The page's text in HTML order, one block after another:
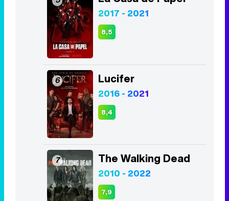
2017 - 2021
8,5
6 Lucifer
2016 - 2021
8,4
7 The Walking Dead
2010 - 2022
7,9